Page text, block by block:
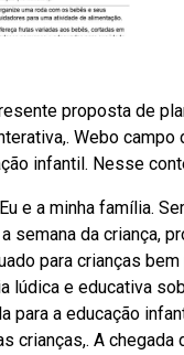
proposta de
Webo
infantil. Nesse
e a minha família.
semana da criança,
para crianças
lúdica e educativa
para a educação
crianças,. A